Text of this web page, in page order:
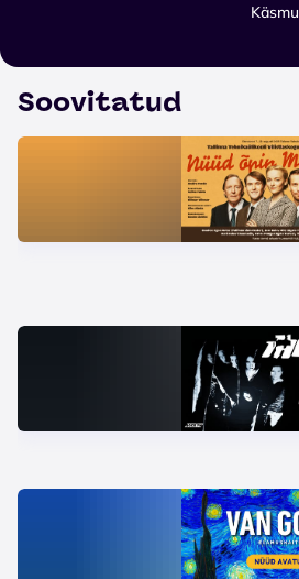
aasta
Käsmu
Soovitatud